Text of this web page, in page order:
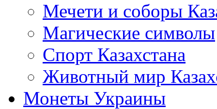
Мечети и соборы
Магические символы
Спорт Казахстана
Животный мир
Монеты Украины